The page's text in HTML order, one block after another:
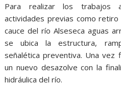
Para realizar los trabajos
actividades previas como
cauce del río Alseseca aguas
se ubica la estructura,
señalética preventiva. Una vez
un nuevo desazolve con la
hidráulica del río.